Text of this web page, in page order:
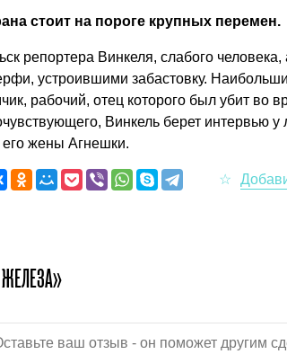
стоит на пороге крупных перемен.
репортера Винкеля, слабого человека,
устроившими забастовку.
рабочий, отец которого был убит во
Винкель берет интервью
его жены Агнешки.